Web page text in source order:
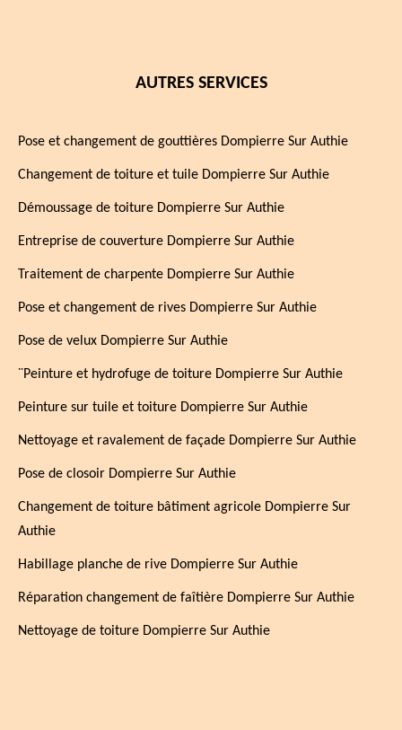
AUTRES SERVICES
Pose et changement de gouttières Dompierre Sur Authie
Changement de toiture et tuile Dompierre Sur Authie
Démoussage de toiture Dompierre Sur Authie
Entreprise de couverture Dompierre Sur Authie
Traitement de charpente Dompierre Sur Authie
Pose et changement de rives Dompierre Sur Authie
Pose de velux Dompierre Sur Authie
¨Peinture et hydrofuge de toiture Dompierre Sur Authie
Peinture sur tuile et toiture Dompierre Sur Authie
Nettoyage et ravalement de façade Dompierre Sur Authie
Pose de closoir Dompierre Sur Authie
Changement de toiture bâtiment agricole Dompierre Sur
Authie
Habillage planche de rive Dompierre Sur Authie
Réparation changement de faîtière Dompierre Sur Authie
Nettoyage de toiture Dompierre Sur Authie